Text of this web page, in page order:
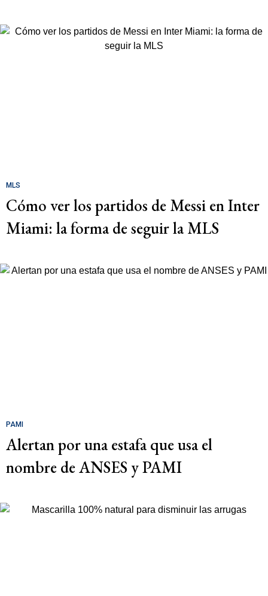
MLS
Cómo ver los partidos de Messi en Inter
Miami: la forma de seguir la MLS
PAMI
Alertan por una estafa que usa el
nombre de ANSES y PAMI